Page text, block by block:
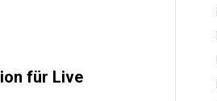
für Live